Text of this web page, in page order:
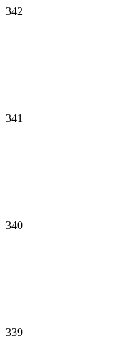
342
341
340
339